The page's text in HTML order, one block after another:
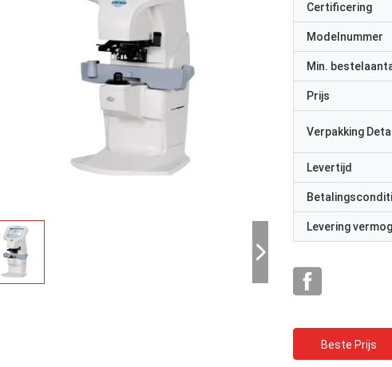
Certificering
Modelnummer
Min.
Prijs
Verpakking
Levertijd
Levering
Beste Prijs